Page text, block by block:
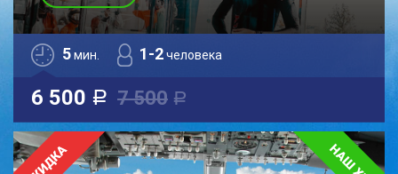
5мин. 1-2человека
6 500 a 7 500 a